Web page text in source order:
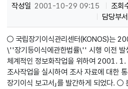
작성일 2001-10-29 09:15 조회
담당부서
○ 국립장기이식관리센터(KONOS)는
\''장기등이식에관한법률\'' 시행 이전 발
체계적인 정보화작업을 위하여 2001.
조사작업을 실시하여 조사 자료에 대한
장기이식 보고서」를 발간하게 되었다.